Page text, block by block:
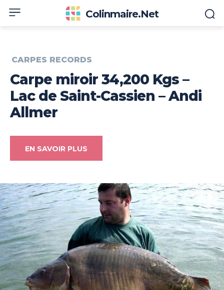
Colinmaire.net
CARPES RECORDS
Carpe miroir 34,200 Kgs –
Lac de Saint-Cassien – Andi
Allmer
EN SAVOIR PLUS